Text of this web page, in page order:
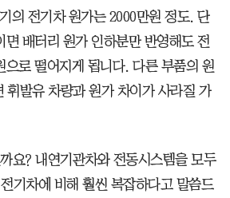
의 전기차 원가는 2000만원 정도. 단
면 배터리 원가 인하분만 반영해도 전
으로 떨어지게 됩니다. 다른 부품의 원
휘발유 차량과 원가 차이가 사라질 가
요? 내연기관차와 전동시스템을 모두
기차에 비해 훨씬 복잡하다고 말씀드